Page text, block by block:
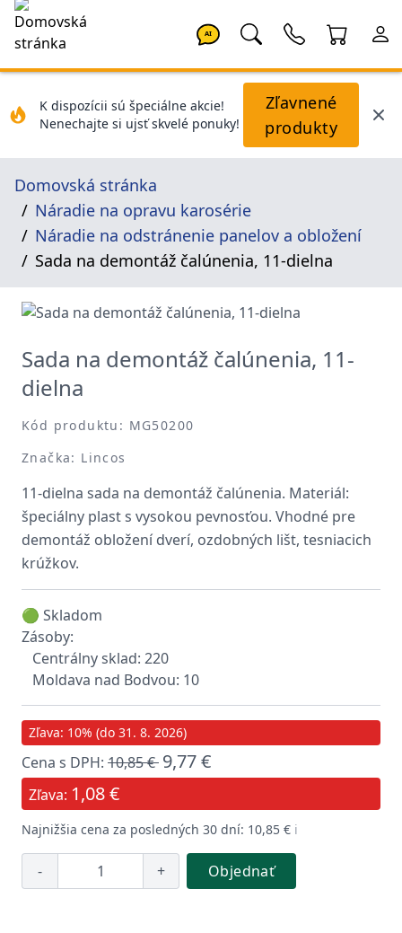
AI
K dispozícii sú špeciálne akcie!
Nenechajte si ujsť skvelé ponuky!
Zľavnené
produkty
Domovská stránka
Náradie na opravu karosérie
Náradie na odstránenie panelov a obložení
Sada na demontáž čalúnenia, 11-dielna
Sada na demontáž čalúnenia, 11-
dielna
Kód produktu: MG50200
Značka: Lincos
11-dielna sada na demontáž čalúnenia. Materiál:
špeciálny plast s vysokou pevnosťou. Vhodné pre
demontáž obložení dverí, ozdobných lišt, tesniacich
krúžkov.
🟢 Skladom
Zásoby:
Centrálny sklad: 220
Moldava nad Bodvou: 10
Zľava: 10% (do 31. 8. 2026)
Cena s DPH: 10,85 € 9,77 €
Zľava: 1,08 €
Najnižšia cena za posledných 30 dní: 10,85 € ℹ️
- + Objednať